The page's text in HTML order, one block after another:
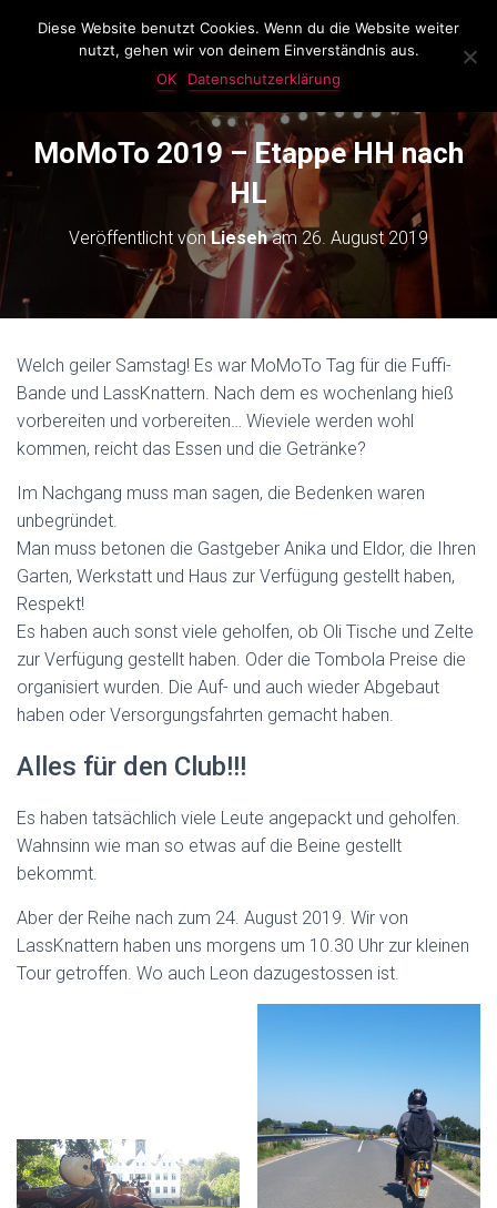
LassKnattern
N
I
A
MoMoTo 2019 – Etappe HH nach
HL
Veröffentlicht vonLieseham 26. August 2019
Welch geiler Samstag! Es war MoMoTo Tag für die Fuffi-
Bande und LassKnattern. Nach dem es wochenlang hieß
vorbereiten und vorbereiten… Wieviele werden wohl
kommen, reicht das Essen und die Getränke?
Im Nachgang muss man sagen, die Bedenken waren
unbegründet.
Man muss betonen die Gastgeber Anika und Eldor, die Ihren
Garten, Werkstatt und Haus zur Verfügung gestellt haben,
Respekt!
Es haben auch sonst viele geholfen, ob Oli Tische und Zelte
zur Verfügung gestellt haben. Oder die Tombola Preise die
organisiert wurden. Die Auf- und auch wieder Abgebaut
haben oder Versorgungsfahrten gemacht haben.
Alles für den Club!!!
Es haben tatsächlich viele Leute angepackt und geholfen.
Wahnsinn wie man so etwas auf die Beine gestellt
bekommt.
Aber der Reihe nach zum 24. August 2019. Wir von
LassKnattern haben uns morgens um 10.30 Uhr zur kleinen
Tour getroffen. Wo auch Leon dazugestossen ist.
Diese Website benutzt Cookies. Wenn du die Website weiter
nutzt, gehen wir von deinem Einverständnis aus.
OK
Datenschutzerklärung